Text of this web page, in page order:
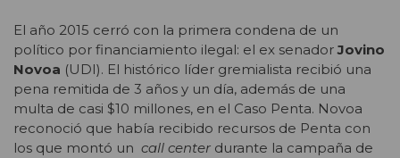
El año 2015 cerró con la primera condena de un
político por financiamiento ilegal: el ex senadorJovino
Novoa (UDI). El histórico líder gremialista recibió una
pena remitida de 3 años y un día, además de una
multa de casi $10 millones, en el Caso Penta. Novoa
reconoció que había recibido recursos de Penta con
los que montó un call center durante la campaña de